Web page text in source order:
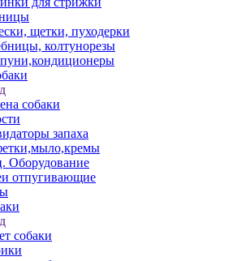
щетки, пуходерки
колтунорезы
собаки
запаха
Оборудование
отпугивающие
собаки